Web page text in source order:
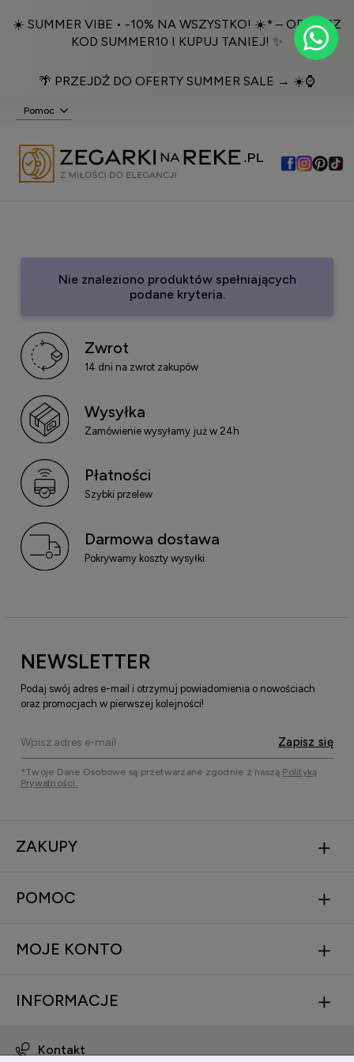
☀️ SUMMER VIBE • -10% NA WSZYSTKO! ☀️* – ODBIERZ
KOD SUMMER10 I KUPUJ TANIEJ! ✨
🌴 PRZEJDŹ DO OFERTY SUMMER SALE → ☀️⌚️
Pomoc
Nie znaleziono produktów spełniających
podane kryteria.
Zwrot
14 dni na zwrot zakupów
Wysyłka
Zamówienie wysyłamy już w 24h
Płatności
Szybki przelew
Darmowa dostawa
Pokrywamy koszty wysyłki
NEWSLETTER
Podaj swój adres e-mail i otrzymuj powiadomienia o nowościach
oraz promocjach w pierwszej kolejności!
Zapisz się
*Twoje Dane Osobowe są przetwarzane zgodnie z naszą Polityką
Prywatności.
ZAKUPY
POMOC
MOJE KONTO
INFORMACJE
Kontakt